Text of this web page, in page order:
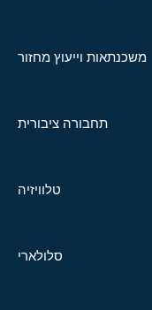
משכנתאות וייעוץ מחזור
תחבורה ציבורית
טלוויזיה
סלולארי